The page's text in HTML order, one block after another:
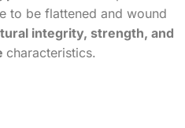
to be flattened and wound
integrity, strength, and
characteristics.